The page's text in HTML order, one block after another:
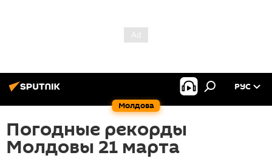
Молдова
РУС
Погодные рекорды
Молдовы 21 марта